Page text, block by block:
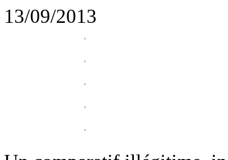
13/09/2013